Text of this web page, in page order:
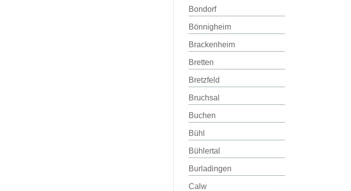
Bondorf
Bönnigheim
Brackenheim
Bretten
Bretzfeld
Bruchsal
Buchen
Bühl
Bühlertal
Burladingen
Calw